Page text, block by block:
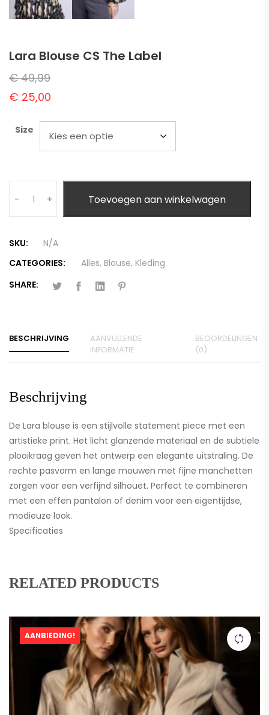
Lara Blouse CS The Label
€49,99
€ 25,00
Size
-
+ Toevoegen aan winkelwagen
SKU:
N/A
CATEGORIES:
Alles, Blouse, Kleding
SHARE:
BESCHRIJVING
AANVULLENDE
INFORMATIE
BEOORDELINGEN
(0)
Beschrijving
De Lara blouse is een stijlvolle statement piece met een
artistieke print. Het licht glanzende materiaal en de subtiele
plooikraag geven het ontwerp een elegante uitstraling. De
rechte pasvorm en lange mouwen met fijne manchetten
zorgen voor een verfijnd silhouet. Perfect te combineren
met een effen pantalon of denim voor een eigentijdse,
modieuze look.
Specificaties
RELATED PRODUCTS
AANBIEDING!